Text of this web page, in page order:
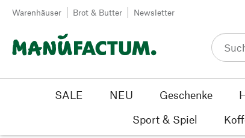
Zum Inhalt springen
Warenhäuser Brot & Butter Newsletter
SALE NEU Geschenke
Sport & Spiel